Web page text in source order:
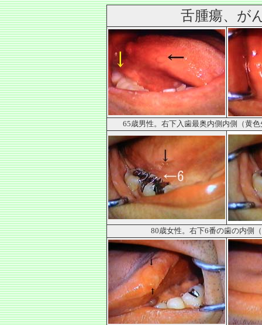
舌腫瘍、が
65歳男性。右下入歯最奥内側内側（黄
80歳女性。右下6番の歯の内側